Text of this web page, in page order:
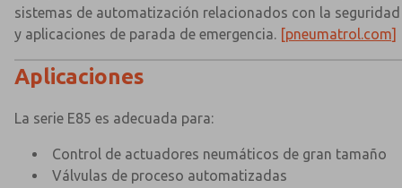
sistemas de automatización relacionados con la seguridad
y aplicaciones de parada de emergencia. [pneumatrol.com]
Aplicaciones
La serie E85 es adecuada para:
Control de actuadores neumáticos de gran tamaño
Válvulas de proceso automatizadas